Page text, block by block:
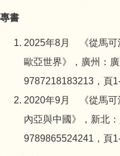
專書
2025年8月 《從馬可
歐亞世界》，廣州：
9787218183213，頁1-
2020年9月 《從馬可
內亞與中國》，新北
9789865524241，頁1-